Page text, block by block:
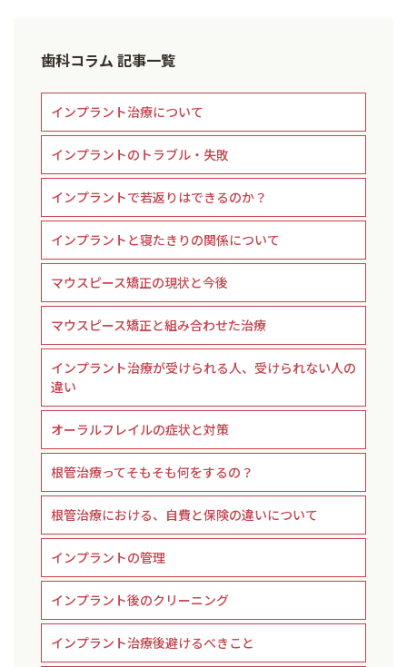
歯科コラム 記事一覧
インプラント治療について
インプラントのトラブル・失敗
インプラントで若返りはできるのか？
インプラントと寝たきりの関係について
マウスピース矯正の現状と今後
マウスピース矯正と組み合わせた治療
インプラント治療が受けられる人、受けられない人の
違い
オーラルフレイルの症状と対策
根管治療ってそもそも何をするの？
根管治療における、自費と保険の違いについて
インプラントの管理
インプラント後のクリーニング
インプラント治療後避けるべきこと